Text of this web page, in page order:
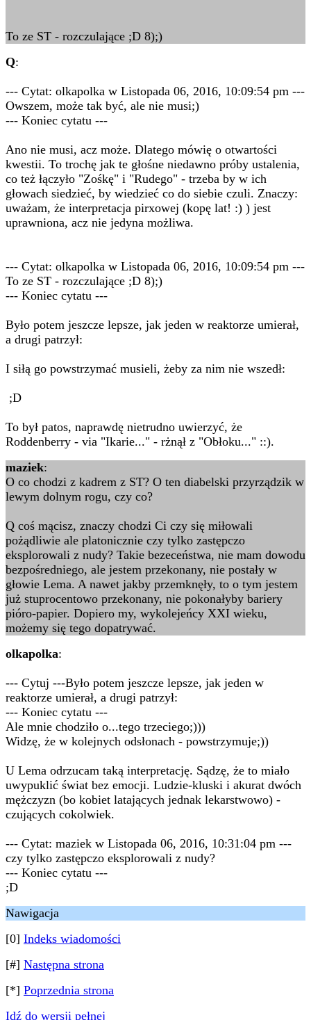
To ze ST - rozczulające ;D 8);)
Q:
--- Cytat: olkapolka w Listopada 06, 2016, 10:09:54 pm ---
Owszem, może tak być, ale nie musi;)
--- Koniec cytatu ---
Ano nie musi, acz może. Dlatego mówię o otwartości
kwestii. To trochę jak te głośne niedawno próby ustalenia,
co też łączyło "Zośkę" i "Rudego" - trzeba by w ich
głowach siedzieć, by wiedzieć co do siebie czuli. Znaczy:
uważam, że interpretacja pirxowej (kopę lat! :) ) jest
uprawniona, acz nie jedyna możliwa.
--- Cytat: olkapolka w Listopada 06, 2016, 10:09:54 pm ---
To ze ST - rozczulające ;D 8);)
--- Koniec cytatu ---
Było potem jeszcze lepsze, jak jeden w reaktorze umierał,
a drugi patrzył:
I siłą go powstrzymać musieli, żeby za nim nie wszedł:
;D
To był patos, naprawdę nietrudno uwierzyć, że
Roddenberry - via "Ikarie..." - rżnął z "Obłoku..." ::).
maziek:
O co chodzi z kadrem z ST? O ten diabelski przyrządzik w
lewym dolnym rogu, czy co?
Q coś mącisz, znaczy chodzi Ci czy się miłowali
pożądliwie ale platonicznie czy tylko zastępczo
eksplorowali z nudy? Takie bezeceństwa, nie mam dowodu
bezpośredniego, ale jestem przekonany, nie postały w
głowie Lema. A nawet jakby przemknęły, to o tym jestem
już stuprocentowo przekonany, nie pokonałyby bariery
pióro-papier. Dopiero my, wykolejeńcy XXI wieku,
możemy się tego dopatrywać.
olkapolka:
--- Cytuj ---Było potem jeszcze lepsze, jak jeden w
reaktorze umierał, a drugi patrzył:
--- Koniec cytatu ---
Ale mnie chodziło o...tego trzeciego;)))
Widzę, że w kolejnych odsłonach - powstrzymuje;))
U Lema odrzucam taką interpretację. Sądzę, że to miało
uwypuklić świat bez emocji. Ludzie-kluski i akurat dwóch
mężczyzn (bo kobiet latających jednak lekarstwowo) -
czujących cokolwiek.
--- Cytat: maziek w Listopada 06, 2016, 10:31:04 pm ---
czy tylko zastępczo eksplorowali z nudy?
--- Koniec cytatu ---
;D
Nawigacja
[0] Indeks wiadomości
[#] Następna strona
[*] Poprzednia strona
Idź do wersji pełnej